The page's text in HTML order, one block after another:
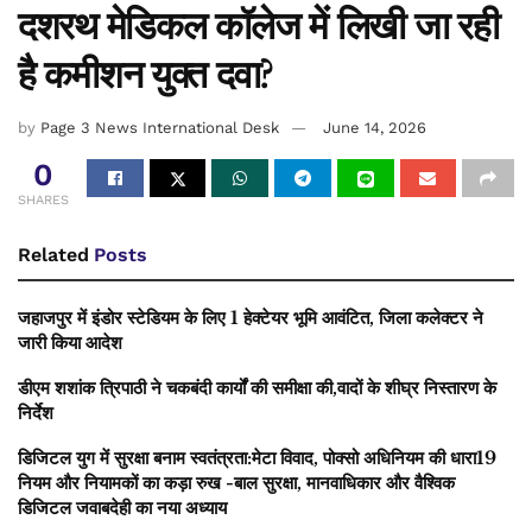
दशरथ मेडिकल कॉलेज में लिखी जा रही
है कमीशन युक्त दवा?
by Page 3 News International Desk June 14, 2026
0
SHARES
Related Posts
जहाजपुर में इंडोर स्टेडियम के लिए 1 हेक्टेयर भूमि आवंटित, जिला कलेक्टर ने
जारी किया आदेश
डीएम शशांक त्रिपाठी ने चकबंदी कार्यों की समीक्षा की,वादों के शीघ्र निस्तारण के
निर्देश
डिजिटल युग में सुरक्षा बनाम स्वतंत्रता:मेटा विवाद, पोक्सो अधिनियम की धारा19
नियम और नियामकों का कड़ा रुख -बाल सुरक्षा, मानवाधिकार और वैश्विक
डिजिटल जवाबदेही का नया अध्याय